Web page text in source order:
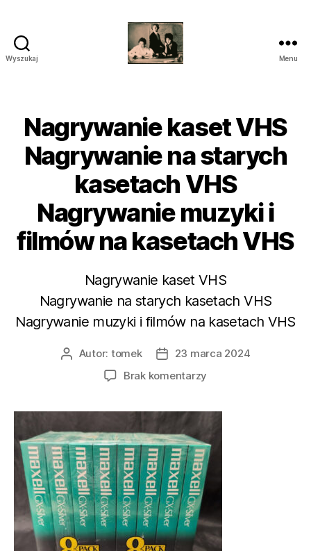
Wyszukaj
śródmieście
piaseczno
Menu
Nagrywanie kaset VHS
Nagrywanie na starych
kasetach VHS
Nagrywanie muzyki i
filmów na kasetach VHS
Nagrywanie kaset VHS
Nagrywanie na starych kasetach VHS
Nagrywanie muzyki i filmów na kasetach VHS
AutorAutor: tomek
Data
wpisu
23 marca 2024
Brak komentarzy
Nagrywanie
na
starych
muzyki
i